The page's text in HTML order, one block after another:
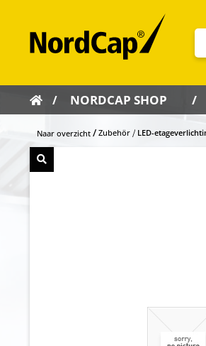
NORDCAP SHOP
Naar overzicht Zubehör LED-